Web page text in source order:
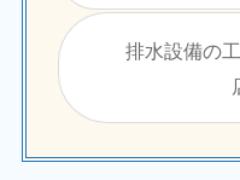
排水設備の